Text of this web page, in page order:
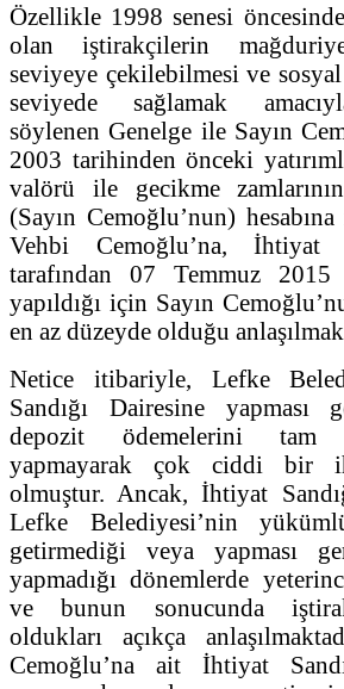
Özellikle 1998 senesi
olan iştirakçilerin
seviyeye çekilebilmesi ve
seviyede sağlamak
söylenen Genelge ile Sayın
2003 tarihinden önceki
valörü ile gecikme
(Sayın Cemoğlu’nun)
Vehbi Cemoğlu’na, İhtiyat
tarafından 07 Temmuz 2015
yapıldığı için Sayın
en az düzeyde olduğu
Netice itibariyle, Lefke
Sandığı Dairesine
depozit ödemelerini tam
yapmayarak çok ciddi bir
olmuştur. Ancak, İhtiyat
Lefke Belediyesi’nin
getirmediği veya yapması
yapmadığı dönemlerde
ve bunun sonucunda
oldukları açıkça
Cemoğlu’na ait İhtiyat